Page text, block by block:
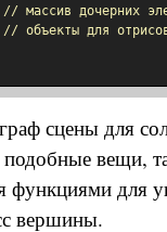
// массив дочерних
// объекты для
сцены для
вещи,
функциями для
вершины.